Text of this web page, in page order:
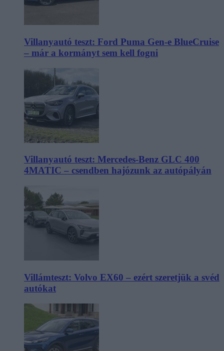
Villanyautó teszt: Ford Puma Gen-e BlueCruise
– már a kormányt sem kell fogni
Villanyautó teszt: Mercedes-Benz GLC 400
4MATIC – csendben hajózunk az autópályán
Villámteszt: Volvo EX60 – ezért szeretjük a svéd
autókat